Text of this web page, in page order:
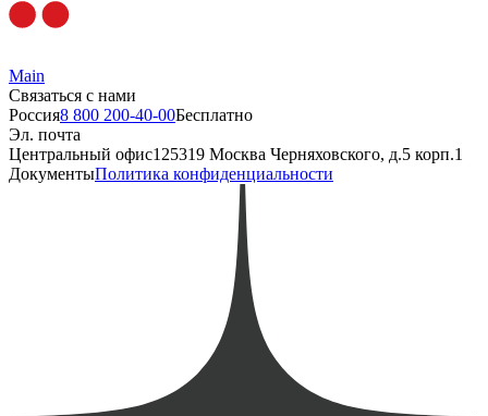
Main
Связаться с нами
Россия8 800 200-40-00Бесплатно
Эл. почта
Центральный офис125319 Москва Черняховского, д.5 корп.1
ДокументыПолитика конфиденциальности